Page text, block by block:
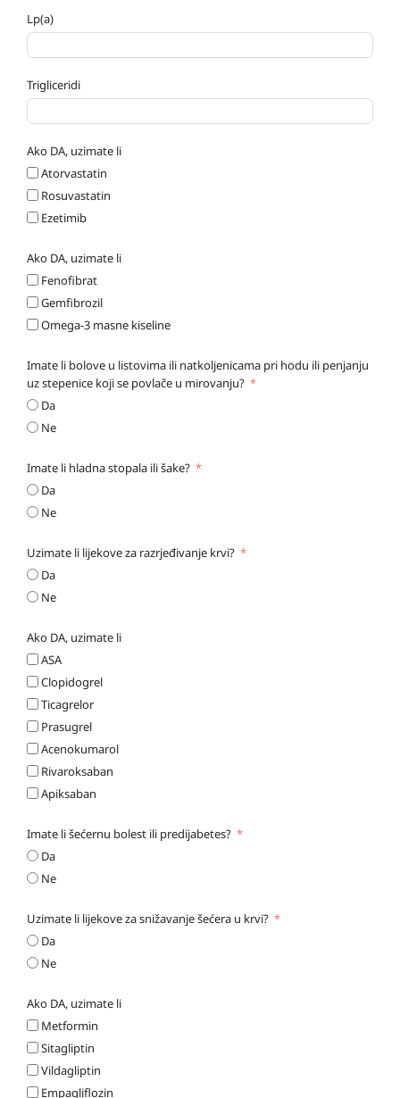
Lp(a)
Trigliceridi
Ako DA, uzimate li
Atorvastatin
Rosuvastatin
Ezetimib
Ako DA, uzimate li
Fenofibrat
Gemfibrozil
Omega-3 masne kiseline
Imate li bolove u listovima ili natkoljenicama pri hodu ili penjanju
uz stepenice koji se povlače u mirovanju?
Da
Ne
Imate li hladna stopala ili šake?
Da
Ne
Uzimate li lijekove za razrjeđivanje krvi?
Da
Ne
Ako DA, uzimate li
ASA
Clopidogrel
Ticagrelor
Prasugrel
Acenokumarol
Rivaroksaban
Apiksaban
Imate li šećernu bolest ili predijabetes?
Da
Ne
Uzimate li lijekove za snižavanje šećera u krvi?
Da
Ne
Ako DA, uzimate li
Metformin
Sitagliptin
Vildagliptin
Empagliflozin